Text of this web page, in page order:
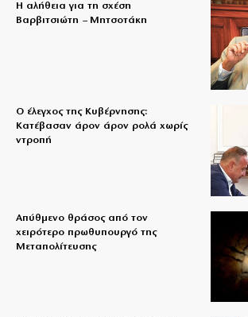
Η αλήθεια για τη σχέση
Βαρβιτσιώτη – Μητσοτάκη
Ο έλεγχος της Κυβέρνησης:
Κατέβασαν άρον άρον ρολά χωρίς
ντροπή
Απύθμενο θράσος από τον
χειρότερο πρωθυπουργό της
Μεταπολίτευσης